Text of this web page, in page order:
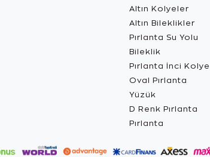
Altın Kolyeler
Altın Bileklikler
Pırlanta Su Yolu
Bileklik
Pırlanta İnci Kolye
Oval Pırlanta
Yüzük
D Renk Pırlanta
Pırlanta